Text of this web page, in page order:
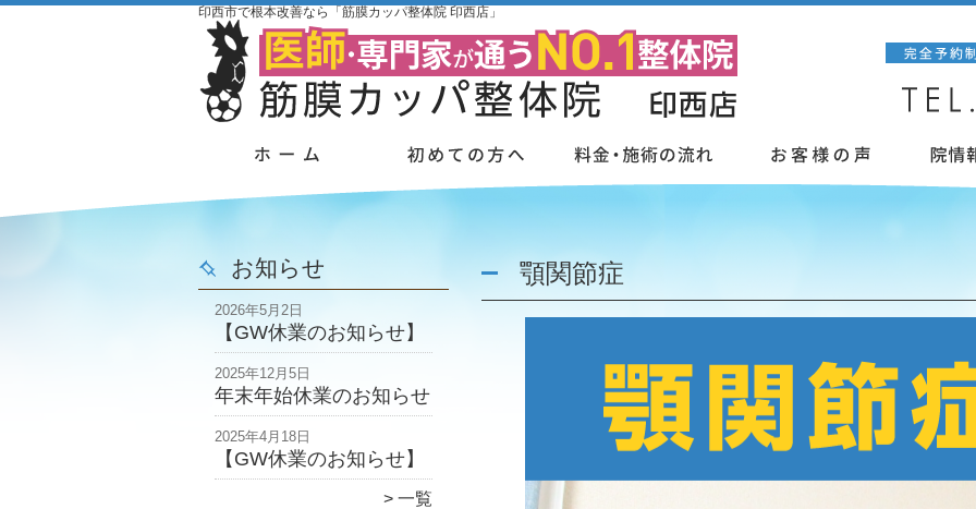
印西市で根本改善なら「筋膜カッパ整体院 印西店」
お知らせ
2026年5月2日
【GW休業のお知らせ】
2025年12月5日
年末年始休業のお知らせ
2025年4月18日
【GW休業のお知らせ】
一覧
顎関節症